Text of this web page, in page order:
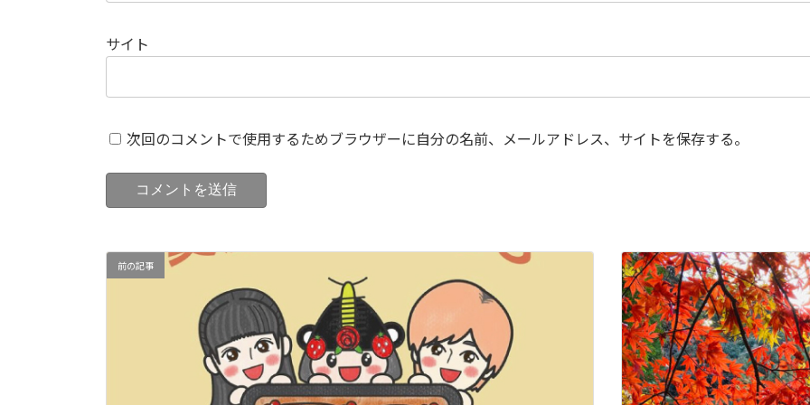
サイト
次回のコメントで使用するためブラウザーに自分の名前、メールアドレス、サイトを保存する。
前の記事